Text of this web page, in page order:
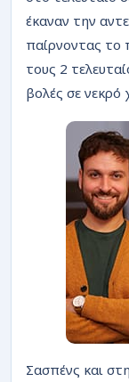
έκαναν την
παίρνοντας το
τους 2
βολές σε νεκρό
Σασπένς και